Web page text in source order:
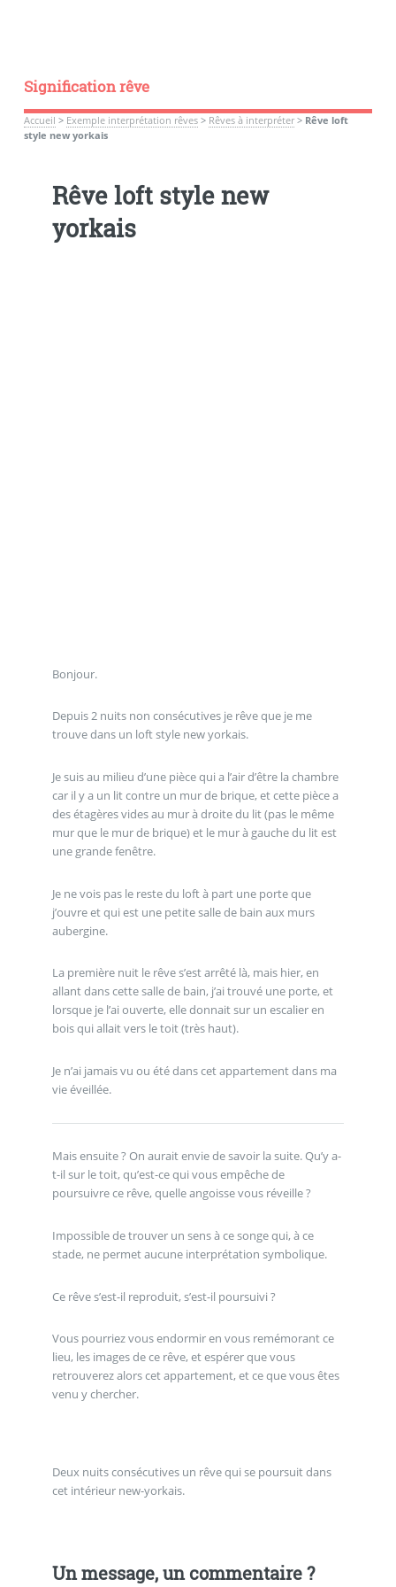
Signification rêve
Accueil > Exemple interprétation rêves> Rêves à interpréter> Rêve loft
style new yorkais
Rêve loft style new
yorkais
Bonjour.
Depuis 2 nuits non consécutives je rêve que je me
trouve dans un loft style new yorkais.
Je suis au milieu d’une pièce qui a l’air d’être la chambre
car il y a un lit contre un mur de brique, et cette pièce a
des étagères vides au mur à droite du lit (pas le même
mur que le mur de brique) et le mur à gauche du lit est
une grande fenêtre.
Je ne vois pas le reste du loft à part une porte que
j’ouvre et qui est une petite salle de bain aux murs
aubergine.
La première nuit le rêve s’est arrêté là, mais hier, en
allant dans cette salle de bain, j’ai trouvé une porte, et
lorsque je l’ai ouverte, elle donnait sur un escalier en
bois qui allait vers le toit (très haut).
Je n’ai jamais vu ou été dans cet appartement dans ma
vie éveillée.
Mais ensuite ? On aurait envie de savoir la suite. Qu’y a-
t-il sur le toit, qu’est-ce qui vous empêche de
poursuivre ce rêve, quelle angoisse vous réveille ?
Impossible de trouver un sens à ce songe qui, à ce
stade, ne permet aucune interprétation symbolique.
Ce rêve s’est-il reproduit, s’est-il poursuivi ?
Vous pourriez vous endormir en vous remémorant ce
lieu, les images de ce rêve, et espérer que vous
retrouverez alors cet appartement, et ce que vous êtes
venu y chercher.
Deux nuits consécutives un rêve qui se poursuit dans
cet intérieur new-yorkais.
Un message, un commentaire ?